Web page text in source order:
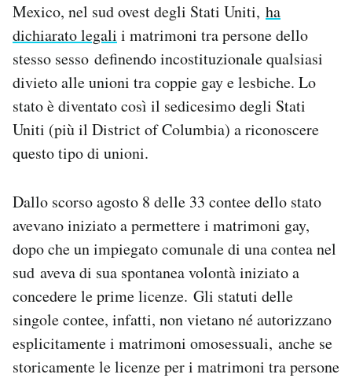
Area Personale
Newsletter
Notifiche mobile
Regala il Post
Mexico, nel sud ovest degli Stati Uniti, ha
dichiarato legali i matrimoni tra persone dello
stesso sesso definendo incostituzionale qualsiasi
divieto alle unioni tra coppie gay e lesbiche. Lo
stato è diventato così il sedicesimo degli Stati
Uniti (più il District of Columbia) a riconoscere
questo tipo di unioni.
Dallo scorso agosto 8 delle 33 contee dello stato
avevano iniziato a permettere i matrimoni gay,
dopo che un impiegato comunale di una contea nel
sud aveva di sua spontanea volontà iniziato a
concedere le prime licenze. Gli statuti delle
singole contee, infatti, non vietano né autorizzano
esplicitamente i matrimoni omosessuali, anche se
storicamente le licenze per i matrimoni tra persone